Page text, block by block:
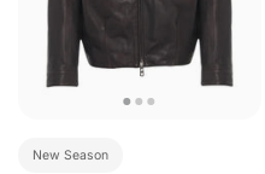
New Season